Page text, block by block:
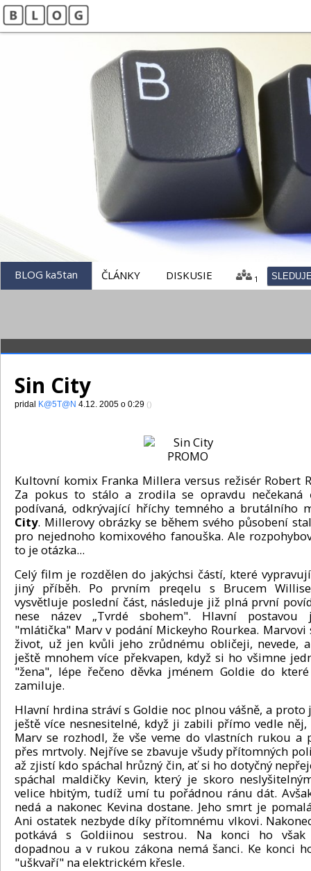
BLOG ka5tan ČLÁNKY DISKUSIE 1
Vitajte na mojom blogu
K@5T@N
Sin City
pridal K@5T@N 4.12. 2005 o 0:29 ()
Kultovní komix Franka Millera versus režisér Robert
Za pokus to stálo a zrodila se opravdu nečekaná
podívaná, odkrývající hříchy temného a brutálního
City. Millerovy obrázky se během svého působení
pro nejednoho komixového fanouška. Ale
to je otázka...
Celý film je rozdělen do jakýchsi částí, které
jiný příběh. Po prvním preqelu s Brucem
vysvětluje poslední část, následuje již plná první
nese název „Tvrdé sbohem". Hlavní postavou
"mlátička" Marv v podání Mickeyho Rourkea. Marvovi
život, už jen kvůli jeho zrůdnému obličeji, nevede,
ještě mnohem více překvapen, když si ho všimne
"žena", lépe řečeno děvka jménem Goldie do
zamiluje.
Hlavní hrdina stráví s Goldie noc plnou vášně, a proto
ještě více nesnesitelné, když ji zabili přímo vedle
Marv se rozhodl, že vše veme do vlastních rukou a
přes mrtvoly. Nejříve se zbavuje všudy přítomných
až zjistí kdo spáchal hrůzný čin, ať si ho dotyčný
spáchal maldičky Kevin, který je skoro
velice hbitým, tudíž umí tu pořádnou ránu dát.
nedá a nakonec Kevina dostane. Jeho smrt je
Ani ostatek nezbyde díky přítomnému vlkovi.
potkává s Goldiinou sestrou. Na konci ho však
dopadnou a v rukou zákona nemá šanci. Ke konci
"uškvaří" na elektrickém křesle.